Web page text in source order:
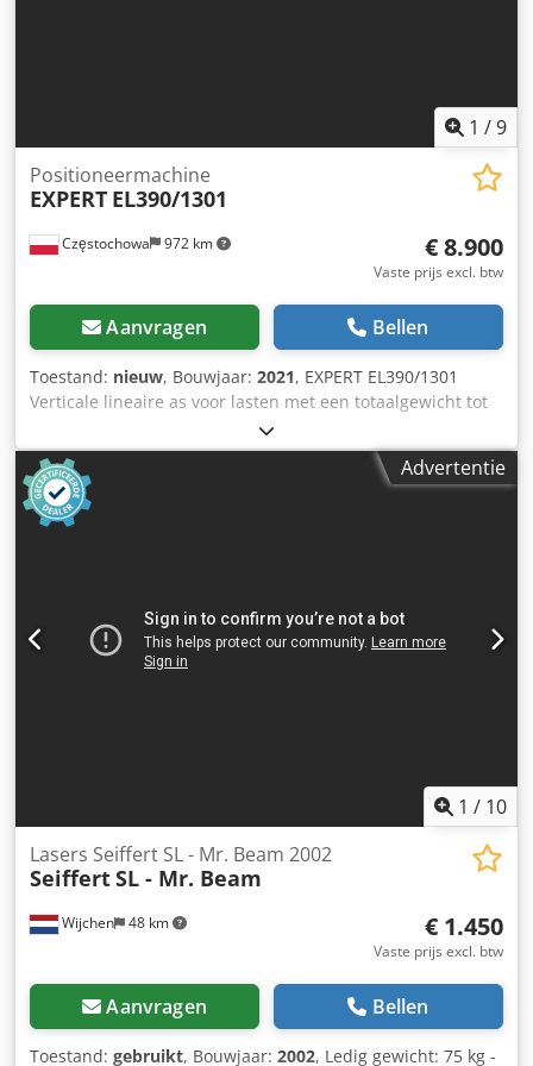
1 /9
Częstochowa 972 km
Positioneermachine
EXPERT EL390/1301
€ 8.900
Vaste prijs excl. btw
Aanvragen Bellen
Toestand: nieuw, Bouwjaar: 2021, EXPERT EL390/1301
Verticale lineaire as voor lasten met een totaalgewicht tot
2000 kg per eenheid Dedpfx Aju Hklcofvokr Productiejaar:
2021 Meer eenheden beschikbaar
Advertentie
1 / 10
Wijchen 48 km
Lasers Seiffert SL - Mr. Beam 2002
SeiffertSL - Mr. Beam
€ 1.450
Vaste prijs excl. btw
Aanvragen Bellen
Toestand: gebruikt, Bouwjaar: 2002, Ledig gewicht: 75 kg -